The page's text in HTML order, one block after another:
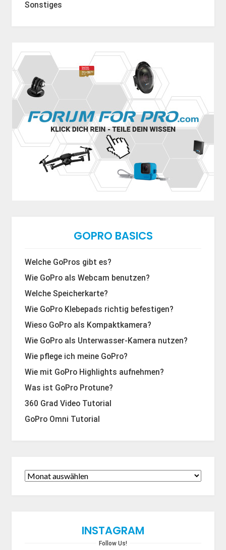
Sonstiges
GOPRO BASICS
Welche GoPros gibt es?
Wie GoPro als Webcam benutzen?
Welche Speicherkarte?
Wie GoPro Klebepads richtig befestigen?
Wieso GoPro als Kompaktkamera?
Wie GoPro als Unterwasser-Kamera nutzen?
Wie pflege ich meine GoPro?
Wie mit GoPro Highlights aufnehmen?
Was ist GoPro Protune?
360 Grad Video Tutorial
GoPro Omni Tutorial
INSTAGRAM
Follow Us!